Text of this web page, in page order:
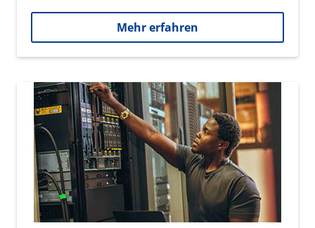
Mehr erfahren